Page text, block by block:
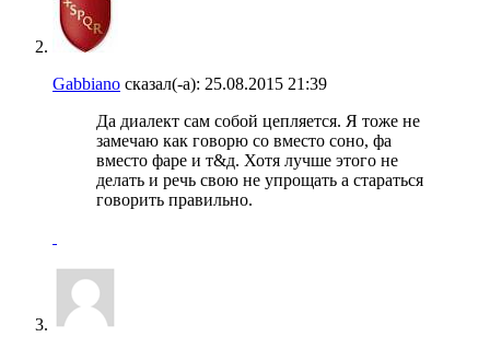
Gabbiano сказал(-а): 25.08.2015 21:39
Да диалект сам собой цепляется. Я тоже не
замечаю как говорю со вместо соно, фа
вместо фаре и т&д. Хотя лучше этого не
делать и речь свою не упрощать а стараться
говорить правильно.